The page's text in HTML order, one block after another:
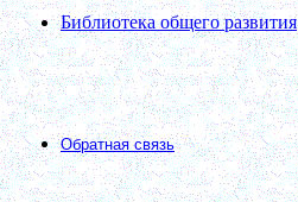
Библиотека общего развития
Обратная связь